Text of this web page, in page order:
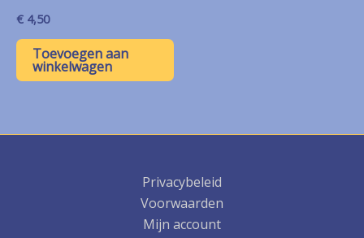
€ 4,50
Toevoegen aan
winkelwagen
Privacybeleid
Voorwaarden
Mijn account